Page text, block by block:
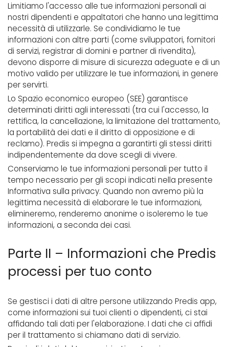
Limitiamo l'accesso alle tue informazioni personali ai
nostri dipendenti e appaltatori che hanno una legittima
necessità di utilizzarle. Se condividiamo le tue
informazioni con altre parti (come sviluppatori, fornitori
di servizi, registrar di domini e partner di rivendita),
devono disporre di misure di sicurezza adeguate e di un
motivo valido per utilizzare le tue informazioni, in genere
per servirti.
Lo Spazio economico europeo (SEE) garantisce
determinati diritti agli interessati (tra cui l'accesso, la
rettifica, la cancellazione, la limitazione del trattamento,
la portabilità dei dati e il diritto di opposizione e di
reclamo). Predis si impegna a garantirti gli stessi diritti
indipendentemente da dove scegli di vivere.
Conserviamo le tue informazioni personali per tutto il
tempo necessario per gli scopi indicati nella presente
Informativa sulla privacy. Quando non avremo più la
legittima necessità di elaborare le tue informazioni,
elimineremo, renderemo anonime o isoleremo le tue
informazioni, a seconda dei casi.
Parte II – Informazioni che Predis
processi per tuo conto
Se gestisci i dati di altre persone utilizzando Predis app,
come informazioni sui tuoi clienti o dipendenti, ci stai
affidando tali dati per l'elaborazione. I dati che ci affidi
per il trattamento si chiamano dati di servizio.